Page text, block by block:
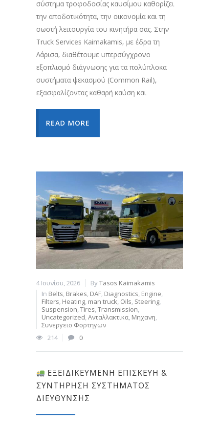
σύστημα τροφοδοσίας καυσίμου καθορίζει
την αποδοτικότητα, την οικονομία και τη
σωστή λειτουργία του κινητήρα σας. Στην
Truck Services Kaimakamis, με έδρα τη
Λάρισα, διαθέτουμε υπερσύγχρονο
εξοπλισμό διάγνωσης για τα πολύπλοκα
συστήματα ψεκασμού (Common Rail),
εξασφαλίζοντας καθαρή καύση και
READ MORE
4 Ιουνίου, 2026 ByTasos Kaimakamis
In Belts, Brakes, DAF, Diagnostics, Engine,
Filters, Heating, man truck, Oils, Steering,
Suspension,Tires,Transmission,
Uncategorized,Ανταλλακτικα, Μηχανη,
Συνεργειο Φορτηγων
214
0
ΕΞΕΙΔΙΚΕΥΜΈΝΗ ΕΠΙΣΚΕΥΉ &
ΣΥΝΤΉΡΗΣΗ ΣΥΣΤΉΜΑΤΟΣ
ΔΙΕΎΘΥΝΣΗΣ